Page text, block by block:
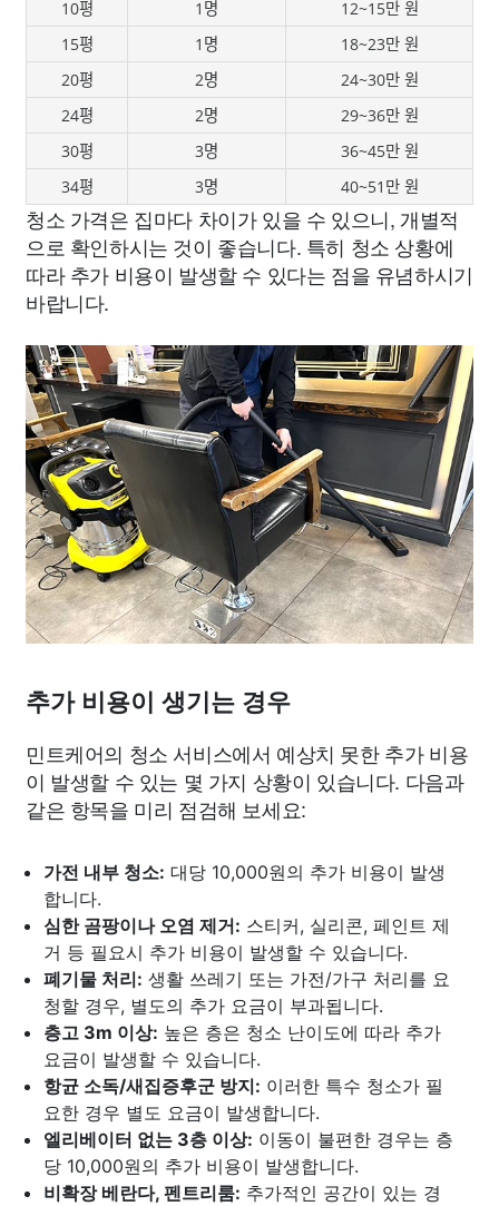
10평 1명
12~15만 원
15평
1명
18~23만 원
20평
2명
24~30만 원
24평
2명
29~36만 원
30평
3명
36~45만 원
34평
3명 40~51만 원
청소 가격은 집마다 차이가 있을 수 있으니, 개별적
으로 확인하시는 것이 좋습니다. 특히 청소 상황에
따라 추가 비용이 발생할 수 있다는 점을 유념하시기
바랍니다.
추가 비용이 생기는 경우
민트케어의 청소 서비스에서 예상치 못한 추가 비용
이 발생할 수 있는 몇 가지 상황이 있습니다. 다음과
같은 항목을 미리 점검해 보세요:
가전 내부 청소: 대당 10,000원의 추가 비용이 발생
합니다.
심한 곰팡이나 오염 제거: 스티커, 실리콘, 페인트 제
거 등 필요시 추가 비용이 발생할 수 있습니다.
폐기물 처리: 생활 쓰레기 또는 가전/가구 처리를 요
청할 경우, 별도의 추가 요금이 부과됩니다.
층고 3m 이상: 높은 층은 청소 난이도에 따라 추가
요금이 발생할 수 있습니다.
항균 소독/새집증후군 방지: 이러한 특수 청소가 필
요한 경우 별도 요금이 발생합니다.
엘리베이터 없는 3층 이상: 이동이 불편한 경우는 층
당 10,000원의 추가 비용이 발생합니다.
비확장 베란다, 펜트리룸: 추가적인 공간이 있는 경